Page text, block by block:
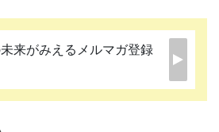
来がみえるメルマガ登録